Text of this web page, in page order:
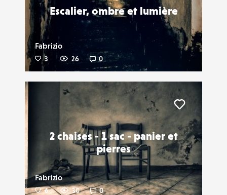
Escalier, ombre et lumière
Fabrizio
3 26 0
2 chaises - 1 sac - panier et
pierres
Fabrizio
6 30 0